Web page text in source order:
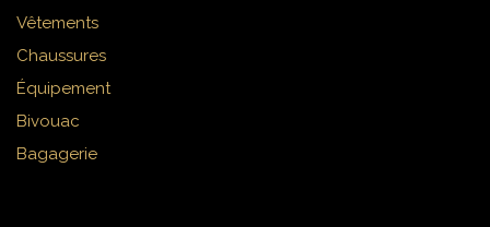
Vêtements
Chaussures
Équipement
Bivouac
Bagagerie